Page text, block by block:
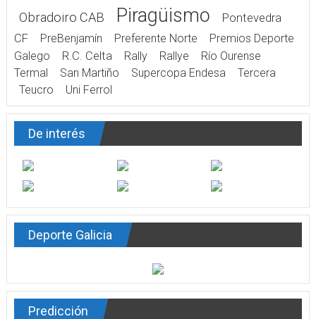
Obradoiro CAB Piragüismo
Pontevedra
CF
PreBenjamín Preferente Norte
Premios Deporte
Galego
R.C. Celta Rally Rallye
Río Ourense
Termal
San Martiño Supercopa Endesa
Tercera
Teucro
Uni Ferrol
De interés
Deporte Galicia
Predicción